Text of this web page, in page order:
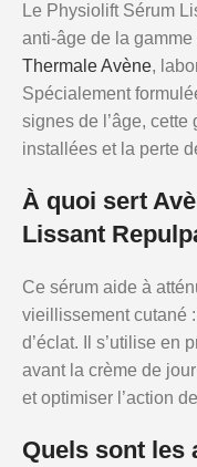
Le Physiolift Sérum
anti-âge de la
Thermale Avène,
Spécialement
signes de l’âge,
installées et la perte
À quoi sert
Lissant
Ce sérum aide à
vieillissement cutané
d’éclat. Il s’utilise en
avant la crème de
et optimiser l’action
Quels sont les